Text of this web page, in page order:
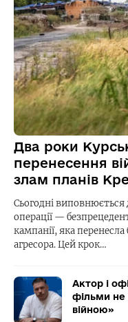
Два роки
перенесення
злам планів
Сьогодні виповнюється
операції —
кампанії, яка
агресора. Цей крок…
Актор і
фільми не
війною»